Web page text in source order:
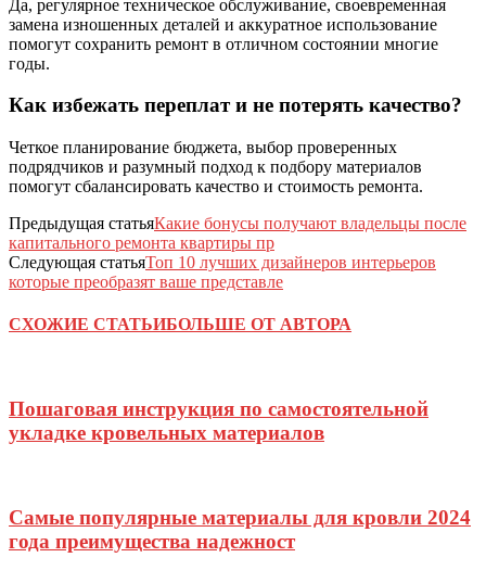
Да, регулярное техническое обслуживание, своевременная
замена изношенных деталей и аккуратное использование
помогут сохранить ремонт в отличном состоянии многие
годы.
Как избежать переплат и не потерять качество?
Четкое планирование бюджета, выбор проверенных
подрядчиков и разумный подход к подбору материалов
помогут сбалансировать качество и стоимость ремонта.
Предыдущая статьяКакие бонусы получают владельцы после
капитального ремонта квартиры пр
Следующая статьяТоп 10 лучших дизайнеров интерьеров
которые преобразят ваше представле
СХОЖИЕ СТАТЬИБОЛЬШЕ ОТ АВТОРА
Пошаговая инструкция по самостоятельной
укладке кровельных материалов
Самые популярные материалы для кровли 2024
года преимущества надежност